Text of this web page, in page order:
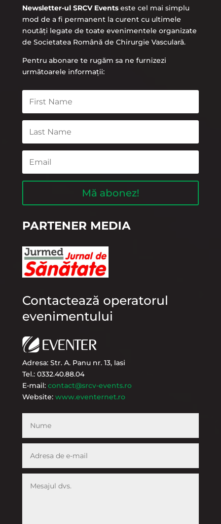
Newsletter-ul SRCV Eventseste cel mai simplu
mod de a fi permanent la curent cu ultimele
noutăți legate de toate evenimentele organizate
de Societatea Română de Chirurgie Vasculară.
Pentru abonare te rugăm sa ne furnizezi
următoarele informații:
Mă abonez!
PARTENER MEDIA
Contactează operatorul
evenimentului
Adresa: Str. A. Panu nr. 13, Iasi
Tel.: 0332.40.88.04
E-mail: contact@srcv-events.ro
Website: www.eventernet.ro